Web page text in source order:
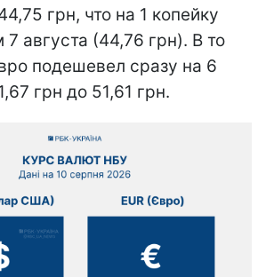
грн, что на 1 копейку
августа (44,76 грн). В то
подешевел сразу на 6
грн до 51,61 грн.